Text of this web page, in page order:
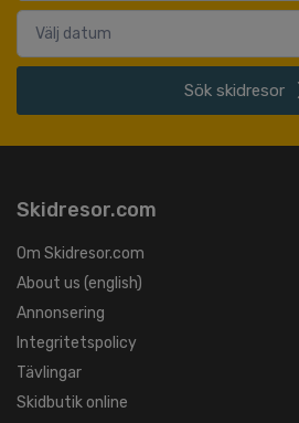
Sök skidresor
Skidresor.com
Om Skidresor.com
About us (english)
Annonsering
Integritetspolicy
Tävlingar
Skidbutik online